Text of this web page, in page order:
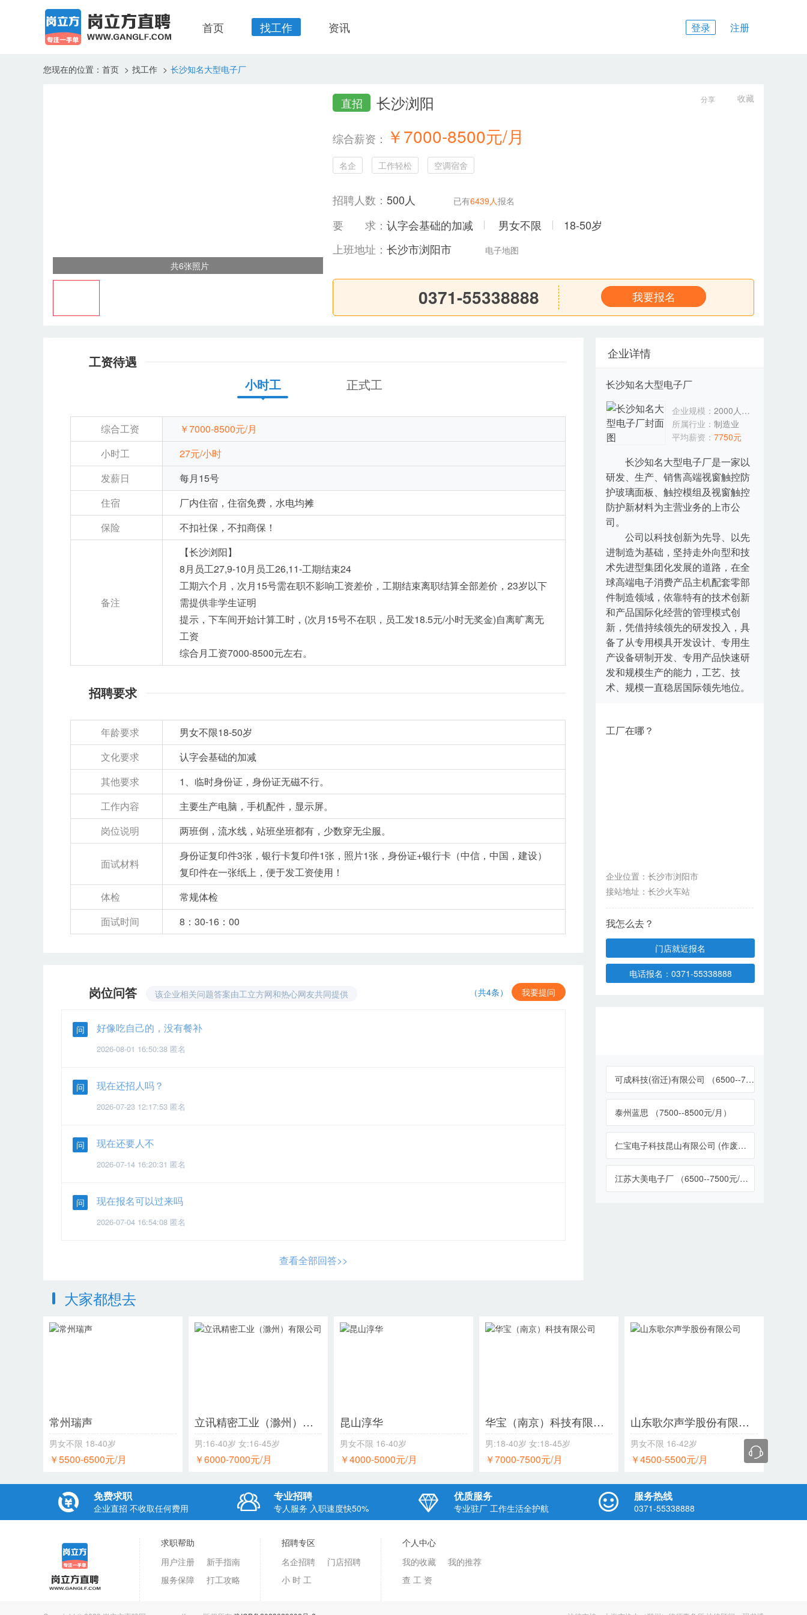
首页 找工作 资讯 登录 注册
您现在的位置： 首页 > 找工作 > 长沙知名大型电子厂
共6张照片
分享 收藏
直招 长沙浏阳
综合薪资： ￥7000-8500元/月
名企 工作轻松 空调宿舍
招聘人数： 500人 已有6439人报名
要 求： 认字会基础的加减 男女不限
18-50岁
上班地址： 长沙市浏阳市 电子地图
0371-55338888 我要报名
工资待遇
小时工
正式工
综合工资
￥7000-8500元/月
小时工
27元/小时
发薪日
每月15号
住宿
厂内住宿，住宿免费，水电均摊
保险
不扣社保，不扣商保！
备注
【长沙浏阳】
8月员工27,9-10月员工26,11-工期结束24
工期六个月，次月15号需在职不影响工资差价，工期结束离职结算全部差价，23岁以下
需提供非学生证明
提示，下车间开始计算工时，(次月15号不在职，员工发18.5元/小时无奖金)自离旷离无
工资
综合月工资7000-8500元左右。
招聘要求
年龄要求 男女不限18-50岁
文化要求
认字会基础的加减
其他要求
1、临时身份证，身份证无磁不行。
工作内容
主要生产电脑，手机配件，显示屏。
岗位说明
两班倒，流水线，站班坐班都有，少数穿无尘服。
面试材料
身份证复印件3张，银行卡复印件1张，照片1张，身份证+银行卡（中信，中国，建设）
复印件在一张纸上，便于发工资使用！
体检
常规体检
面试时间
8：30-16：00
（共4条） 我要提问
岗位问答 该企业相关问题答案由工立方网和热心网友共同提供
问 好像吃自己的，没有餐补
2026-08-01 16:50:38 匿名
问 现在还招人吗？
2026-07-23 12:17:53 匿名
问 现在还要人不
2026-07-14 16:20:31 匿名
问 现在报名可以过来吗
2026-07-04 16:54:08 匿名
查看全部回答>>
企业详情
长沙知名大型电子厂
企业规模： 2000人以上
所属行业： 制造业
平均薪资： 7750元
长沙知名大型电子厂是一家以
研发、生产、销售高端视窗触控防
护玻璃面板、触控模组及视窗触控
防护新材料为主营业务的上市公
司。
公司以科技创新为先导、以先
进制造为基础，坚持走外向型和技
术先进型集团化发展的道路，在全
球高端电子消费产品主机配套零部
件制造领域，依靠特有的技术创新
和产品国际化经营的管理模式创
新，凭借持续领先的研发投入，具
备了从专用模具开发设计、专用生
产设备研制开发、专用产品快速研
发和规模生产的能力，工艺、技
术、规模一直稳居国际领先地位。
工厂在哪？
企业位置： 长沙市浏阳市
接站地址： 长沙火车站
我怎么去？
门店就近报名
电话报名：0371-55338888
可成科技(宿迁)有限公司 （6500--7500元/月）
泰州蓝思 （7500--8500元/月）
仁宝电子科技昆山有限公司 (作废不用了) （5000--5500元/月）
江苏大美电子厂 （6500--7500元/月）
大家都想去
常州瑞声
男女不限 18-40岁
￥5500-6500元/月
立讯精密工业（滁州）有限公司
男:16-40岁 女:16-45岁
￥6000-7000元/月
昆山淳华
男女不限 16-40岁
￥4000-5000元/月
华宝（南京）科技有限公司
男:18-40岁 女:18-45岁
￥7000-7500元/月
山东歌尔声学股份有限公司
男女不限 16-42岁
￥4500-5500元/月
姓名：
免费求职
企业直招 不收取任何费用
专业招聘
专人服务 入职速度快50%
优质服务
专业驻厂 工作生活全护航
服务热线
0371-55338888
求职帮助
用户注册
新手指南
服务保障
打工攻略
招聘专区
名企招聘
门店招聘
小 时 工
个人中心
我的收藏
我的推荐
查 工 资